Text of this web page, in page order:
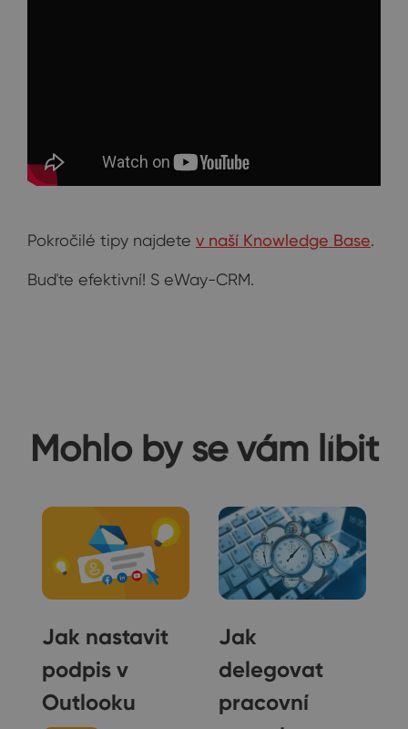
Pokročilé tipy najdete v naší Knowledge Base.
Buďte efektivní! S eWay-CRM.
Mohlo by se vám líbit
Jak nastavit
podpis v
Outlooku
Jak
delegovat
pracovní